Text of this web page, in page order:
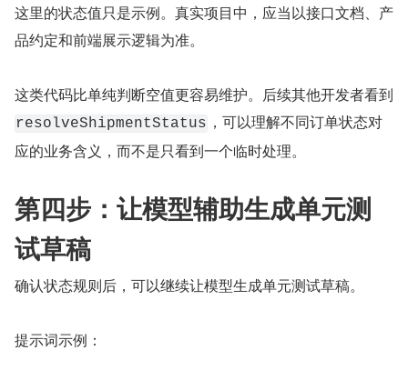
这里的状态值只是示例。真实项目中，应当以接口文档、产
品约定和前端展示逻辑为准。
resolveShipmentStatus ，可以理解不同订单状态对
应的业务含义，而不是只看到一个临时处理。
第四步：让模型辅助生成单元测
试草稿
确认状态规则后，可以继续让模型生成单元测试草稿。
提示词示例：